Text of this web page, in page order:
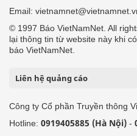
Email:
© 1997 Báo VietNamNet. All
lại thông tin từ website này khi
báo VietNamNet.
Liên hệ quảng cáo
Công ty Cổ phần Truyền thông
Hotline: 0919405885 (Hà Nội) -